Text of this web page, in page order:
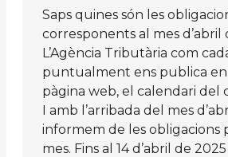
Saps quines són les
corresponents al mes d’abril
L’Agència Tributària com
puntualment ens publica en
pàgina web, el calendari del
I amb l’arribada del mes
informem de les obligacions
mes. Fins al 14 d’abril de